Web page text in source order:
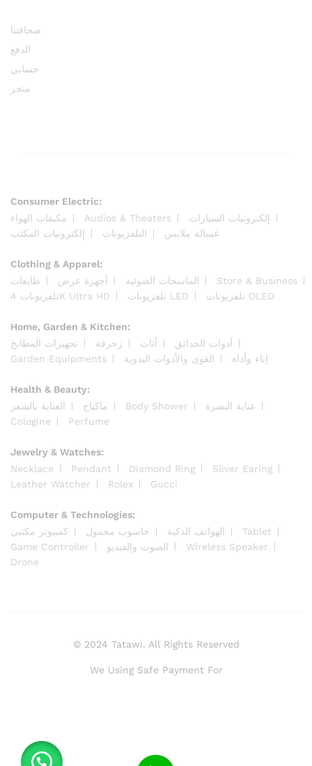
صحافتنا
الدفع
حسابي
متجر
Consumer Electric:
مكيفات الهواء
Audios & Theaters
إلكترونيات السيارات
إلكترونيات المكتب
التلفزيونات غسالة ملابس
Clothing & Apparel:
طابعات
أجهزة عرض الماسحات الضوئية
Store & Business
تلفزيونات 4K Ultra HD
تلفزيونات LED تلفزيونات OLED
Home, Garden & Kitchen:
تجهيزات المطابخ
زخرفة أثاث
أدوات الحدائق
Garden Equipments
القوى والأدوات اليدوية إناء وأداة
Health & Beauty:
العناية بالشعر
ماكياج Body Shower
عناية البشرة
Cologine
Perfume
Jewelry & Watches:
Necklace
Pendant Diamond Ring
Sliver Earing
Leather Watcher
Rolex Gucci
Computer & Technologies:
كمبيوتر مكتبي
حاسوب محمول الهواتف الذكية
Tablet
Game Controller
الصوت والفيديو
Wireless Speaker
Drone
© 2024 Tatawi. All Rights Reserved
We Using Safe Payment For